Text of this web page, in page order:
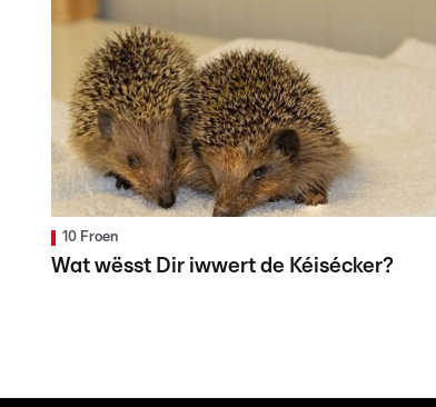
10 Froen
Wat wësst Dir iwwert de Kéisécker?